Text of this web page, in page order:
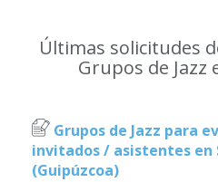
Últimas solicitudes
Grupos de Jazz
Grupos de Jazz para
invitados / asistentes en
(Guipúzcoa)